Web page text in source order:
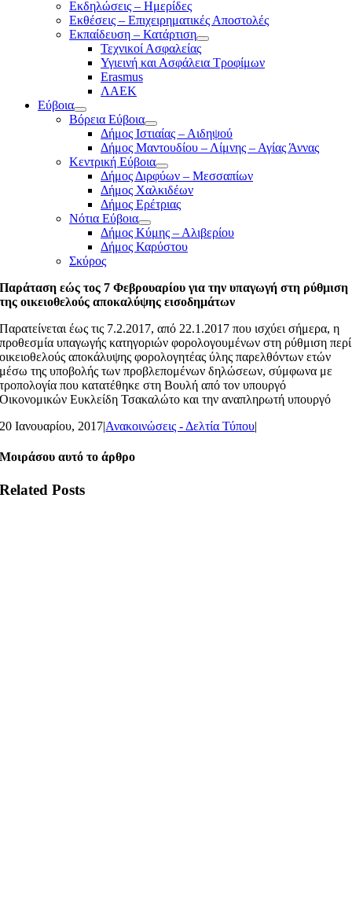
Εκδηλώσεις – Ημερίδες
Εκθέσεις – Επιχειρηματικές Αποστολές
Εκπαίδευση – Κατάρτιση
Τεχνικοί Ασφαλείας
Υγιεινή και Ασφάλεια Τροφίμων
Erasmus
ΛΑΕΚ
Εύβοια
Βόρεια Εύβοια
Δήμος Ιστιαίας – Αιδηψού
Δήμος Μαντουδίου – Λίμνης – Αγίας Άννας
Κεντρική Εύβοια
Δήμος Διρφύων – Μεσσαπίων
Δήμος Χαλκιδέων
Δήμος Ερέτριας
Νότια Εύβοια
Δήμος Κύμης – Αλιβερίου
Δήμος Καρύστου
Σκύρος
Παράταση εώς τος 7 Φεβρουαρίου για την υπαγωγή στη ρύθμιση
της οικειοθελούς αποκαλύψης εισοδημάτων
Παρατείνεται έως τις 7.2.2017, από 22.1.2017 που ισχύει σήμερα, η
προθεσμία υπαγωγής κατηγοριών φορολογουμένων στη ρύθμιση περί
οικειοθελούς αποκάλυψης φορολογητέας ύλης παρελθόντων ετών
μέσω της υποβολής των προβλεπομένων δηλώσεων, σύμφωνα με
τροπολογία που κατατέθηκε στη Βουλή από τον υπουργό
Οικονομικών Ευκλείδη Τσακαλώτο και την αναπληρωτή υπουργό
20 Ιανουαρίου, 2017|Ανακοινώσεις - Δελτία Τύπου|
Μοιράσου αυτό το άρθρο
Related Posts